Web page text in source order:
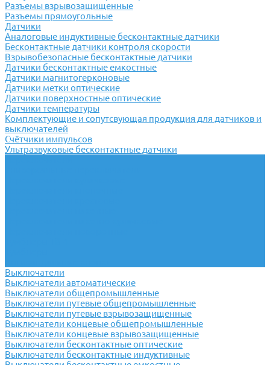
Разъемы взрывозащищенные
Разъемы прямоугольные
Датчики
Аналоговые индуктивные бесконтактные датчики
Бесконтактные датчики контроля скорости
Взрывобезопасные бесконтактные датчики
Датчики бесконтактные емкостные
Датчики магнитогерконовые
Датчики метки оптические
Датчики поверхностные оптические
Датчики температуры
Комплектующие и сопутсвующая продукция для датчиков и
выключателей
Счётчики импульсов
Ультразвуковые бесконтактные датчики
Выключатели
Выключатели автоматические
Выключатели общепромышленные
Выключатели путевые общепромышленные
Выключатели путевые взрывозащищенные
Выключатели концевые общепромышленные
Выключатели концевые взрывозащищенные
Выключатели бесконтактные оптические
Выключатели бесконтактные индуктивные